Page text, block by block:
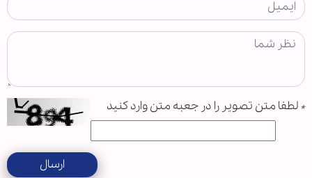
* لطفا متن تصویر را در جعبه متن وارد کنید
ارسال